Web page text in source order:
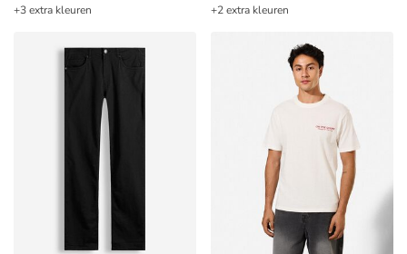
+3 extra kleuren +2 extra kleuren